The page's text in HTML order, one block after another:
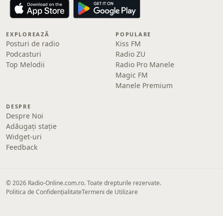
EXPLOREAZĂ
Posturi de radio
Podcasturi
Top Melodii
POPULARE
Kiss FM
Radio ZU
Radio Pro Manele
Magic FM
Manele Premium
DESPRE
Despre Noi
Adăugați stație
Widget-uri
Feedback
© 2026 Radio-Online.com.ro. Toate drepturile rezervate.
Politica de ConfidențialitateTermeni de Utilizare